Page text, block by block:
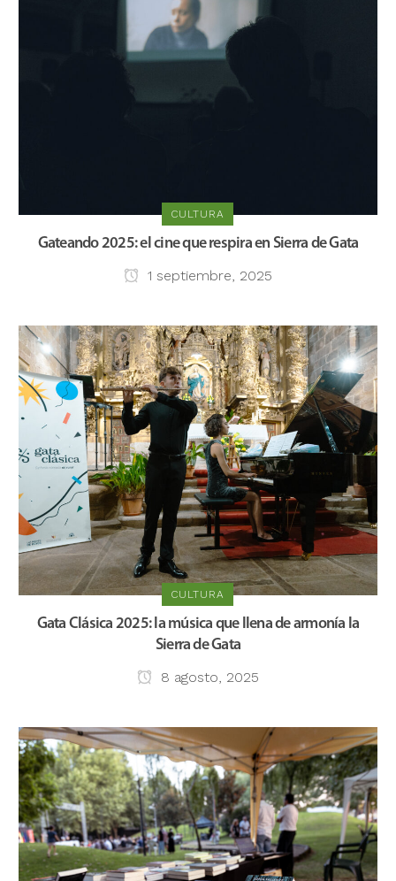
CULTURA
Gateando 2025: el cine que respira en Sierra de Gata
1 septiembre, 2025
CULTURA
Gata Clásica 2025: la música que llena de armonía la
Sierra de Gata
8 agosto, 2025